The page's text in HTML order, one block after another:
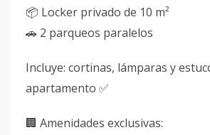
📦 Locker privado de 10 m²
🚗 2 parqueos paralelos
Incluye: cortinas, lámparas y
apartamento ✅
🏢 Amenidades exclusivas: